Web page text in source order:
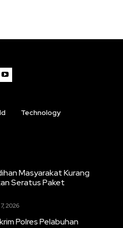
Technology
Masyarakat Kurang
Seratus Paket
2026
Polres Pelabuhan